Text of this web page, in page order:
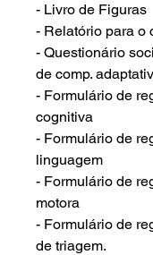
- Livro de Figuras
- Relatório para o
- Questionário
de comp. adaptativ
- Formulário de
cognitiva
- Formulário de
linguagem
- Formulário de
motora
- Formulário de
de triagem.